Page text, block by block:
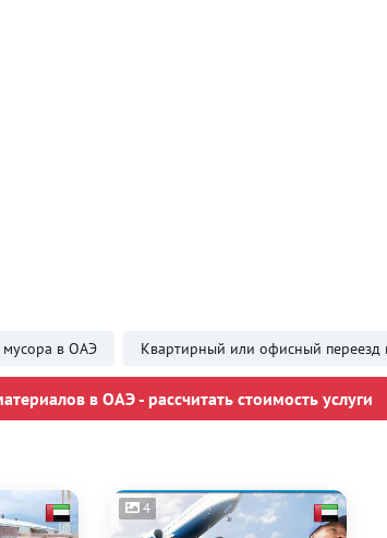
мусора в ОАЭ Квартирный или офисный переезд
в ОАЭ - рассчитать стоимость услуги
4